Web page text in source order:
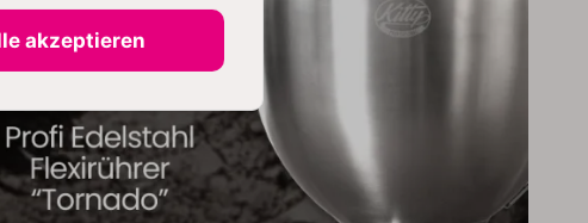
akzeptieren